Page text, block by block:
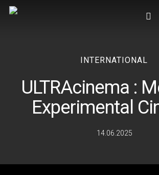
Skip
INTERNATIONAL
ULTRAcinema :
Experimental
14.06.2025